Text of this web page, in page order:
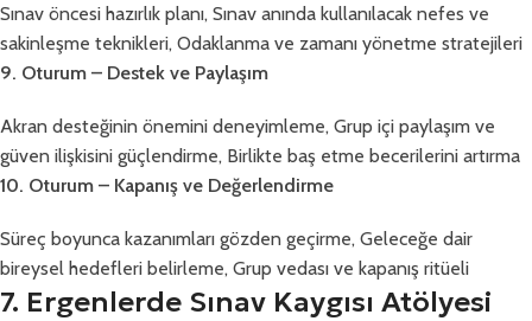
Sınav öncesi hazırlık planı, Sınav anında kullanılacak nefes ve
sakinleşme teknikleri, Odaklanma ve zamanı yönetme stratejileri
9. Oturum – Destek ve Paylaşım
Akran desteğinin önemini deneyimleme, Grup içi paylaşım ve
güven ilişkisini güçlendirme, Birlikte baş etme becerilerini artırma
10. Oturum – Kapanış ve Değerlendirme
Süreç boyunca kazanımları gözden geçirme, Geleceğe dair
bireysel hedefleri belirleme, Grup vedası ve kapanış ritüeli
7. Ergenlerde Sınav Kaygısı Atölyesi